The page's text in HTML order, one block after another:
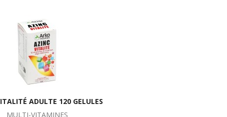
ADULTE 120 GELULES
MULTI-VITAMINES